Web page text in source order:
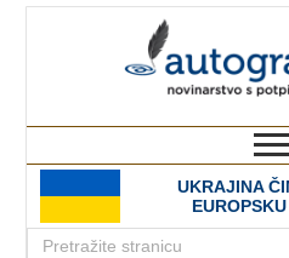
UKRAJINA